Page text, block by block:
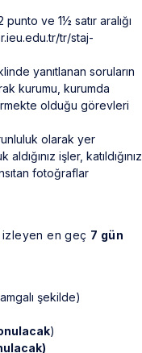
ve 1½ satır aralığı
tr/staj-
yanıtlanan soruların
kurumu, kurumda
olduğu görevleri
olarak yer
işler, katıldığınız
fotoğraflar
izleyen en geç 7 gün
şekilde)
)